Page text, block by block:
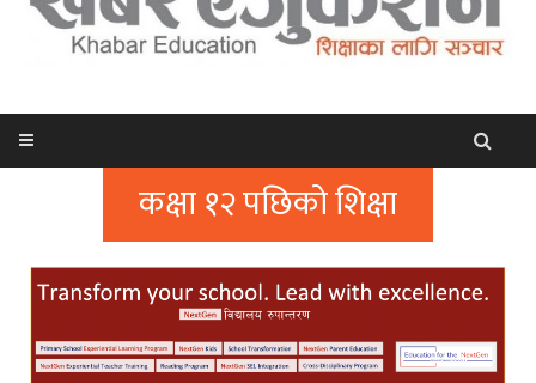
कक्षा १२ पछिको शिक्षा